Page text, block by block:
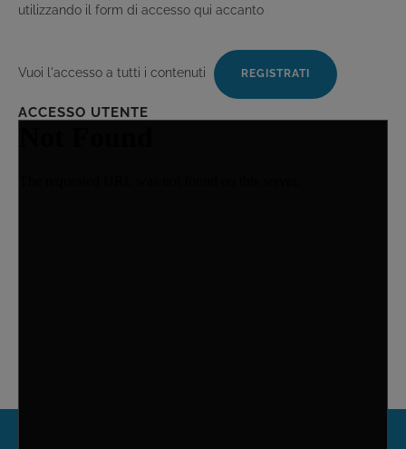
utilizzando il form di accesso qui accanto
Vuoi l'accesso a tutti i contenuti
ACCESSO UTENTE